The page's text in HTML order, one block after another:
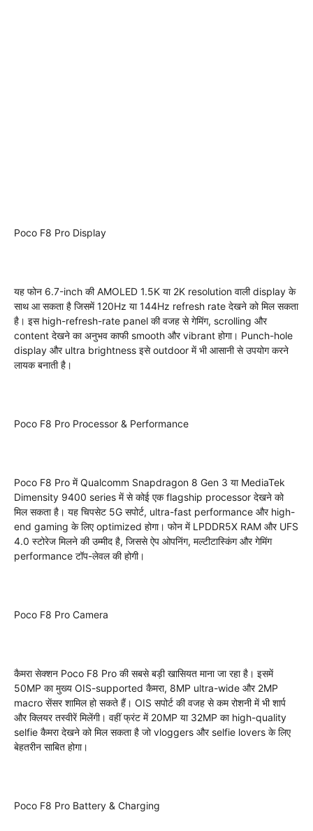
Poco F8 Pro Display
यह फोन 6.7-inch की AMOLED 1.5K या 2K resolution वाली display के
साथ आ सकता है जिसमें 120Hz या 144Hz refresh rate देखने को मिल सकता
है। इस high-refresh-rate panel की वजह से गेमिंग, scrolling और
content देखने का अनुभव काफी smooth और vibrant होगा। Punch-hole
display और ultra brightness इसे outdoor में भी आसानी से उपयोग करने
लायक बनाती है।
Poco F8 Pro Processor & Performance
Poco F8 Pro में Qualcomm Snapdragon 8 Gen 3 या MediaTek
Dimensity 9400 series में से कोई एक flagship processor देखने को
मिल सकता है। यह चिपसेट 5G सपोर्ट, ultra-fast performance और high-
end gaming के लिए optimized होगा। फोन में LPDDR5X RAM और UFS
4.0 स्टोरेज मिलने की उम्मीद है, जिससे ऐप ओपनिंग, मल्टीटास्किंग और गेमिंग
performance टॉप-लेवल की होगी।
Poco F8 Pro Camera
कैमरा सेक्शन Poco F8 Pro की सबसे बड़ी खासियत माना जा रहा है। इसमें
50MP का मुख्य OIS-supported कैमरा, 8MP ultra-wide और 2MP
macro सेंसर शामिल हो सकते हैं। OIS सपोर्ट की वजह से कम रोशनी में भी शार्प
और क्लियर तस्वीरें मिलेंगी। वहीं फ्रंट में 20MP या 32MP का high-quality
selfie कैमरा देखने को मिल सकता है जो vloggers और selfie lovers के लिए
बेहतरीन साबित होगा।
Poco F8 Pro Battery & Charging